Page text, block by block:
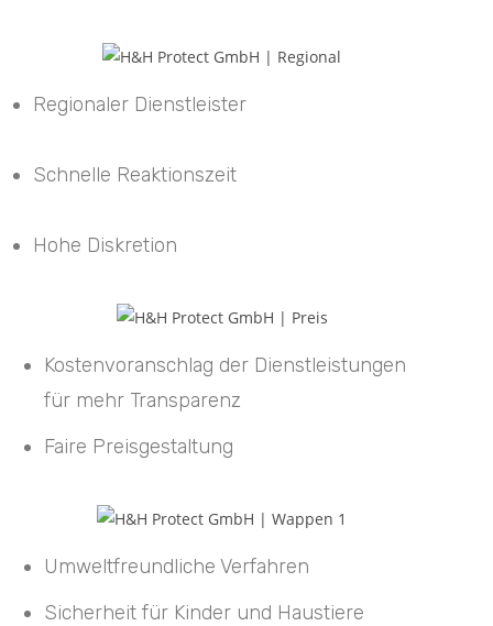
Regionaler Dienstleister
Schnelle Reaktionszeit
Hohe Diskretion
Kostenvoranschlag der Dienstleistungen
für mehr Transparenz
Faire Preisgestaltung
Umweltfreundliche Verfahren
Sicherheit für Kinder und Haustiere